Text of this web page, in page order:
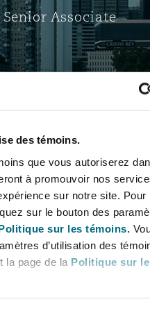
des témoins.
que vous autoriserez
à promouvoir nos
sur notre site. Pour
sur le bouton des
sur les témoins.
d’utilisation des
la page de la Politique sur
Recouvrement de
Intervention
situations de crise
Financement et
Acquisition de
Protection des
Emploi, pensions
Finances
Propriété
et droitResponsabilité
Responsabilité à
Énergie
Assurance des
administrateurs
Partenariats
et enquêtes
Services
Fraude et crimes
Services
Sûreté, sécurité,
Senior Associate
Predictions 2025